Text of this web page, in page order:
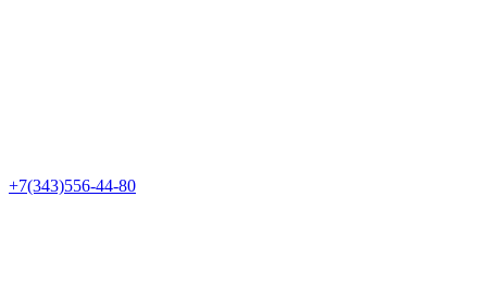
+7(343)556-44-80